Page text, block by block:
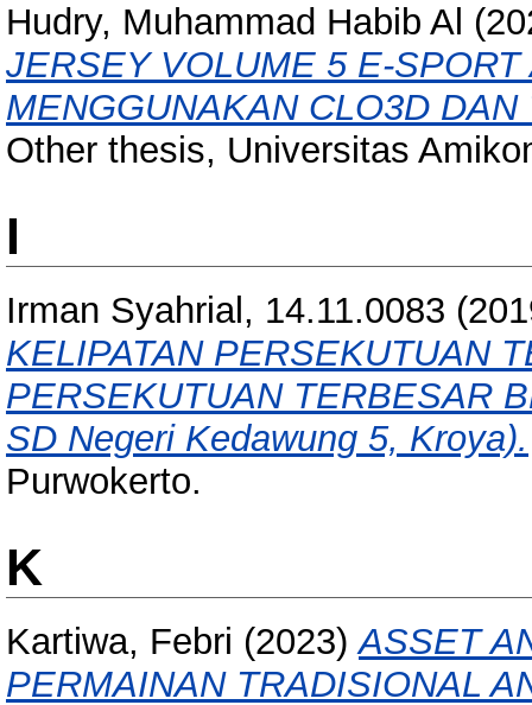
Hudry, Muhammad Habib Al
JERSEY VOLUME 5 E-
MENGGUNAKAN CLO3D
Other thesis, Universitas
I
Irman Syahrial, 14.11.0083
KELIPATAN PERSEKUTUAN
PERSEKUTUAN TERBESAR
SD Negeri Kedawung 5, Kroya).
Purwokerto.
K
Kartiwa, Febri (2023)ASSET
PERMAINAN TRADISIONAL